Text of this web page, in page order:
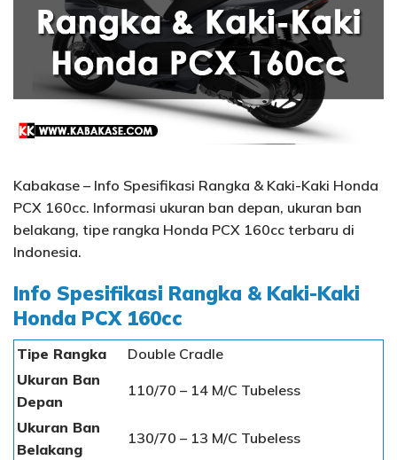
Kabakase – Info Spesifikasi Rangka & Kaki-Kaki Honda
PCX 160cc. Informasi ukuran ban depan, ukuran ban
belakang, tipe rangka Honda PCX 160cc terbaru di
Indonesia.
Info Spesifikasi Rangka & Kaki-Kaki
Honda PCX 160cc
Tipe Rangka
Double Cradle
Ukuran Ban
Depan
110/70 – 14 M/C Tubeless
Ukuran Ban
Belakang
130/70 – 13 M/C Tubeless